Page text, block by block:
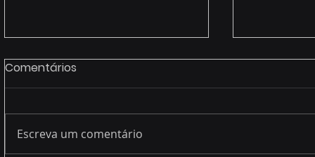
Comentários
Escreva um comentário